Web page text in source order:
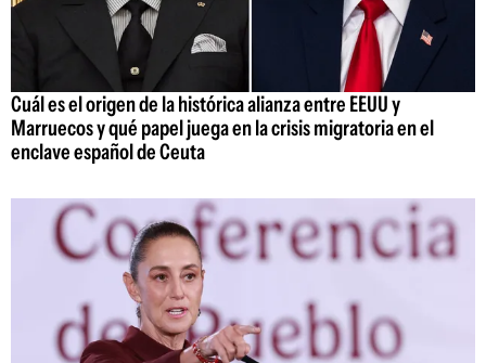
Cuál es el origen de la histórica alianza entre EEUU y
Marruecos y qué papel juega en la crisis migratoria en el
enclave español de Ceuta